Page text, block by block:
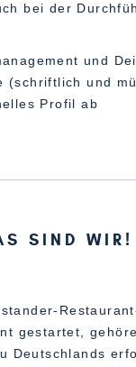
bei der
und
(schriftlich und
Profil ab
SIND WIR!
gestartet,
Deutschlands